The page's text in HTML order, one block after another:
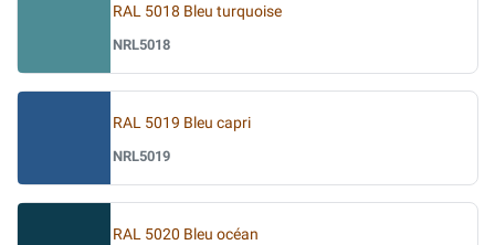
RAL 5018 Bleu turquoise
NRL5018
RAL 5019 Bleu capri
NRL5019
RAL 5020 Bleu océan